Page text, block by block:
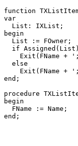
function
var
  List: IXList;
begin
  List := FOwner;
if
Exit(FName +
  else
Exit(FName +
end;
procedure
begin
  FName := Name;